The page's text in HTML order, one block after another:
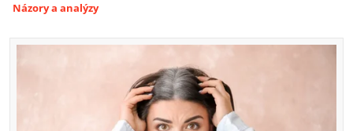
Názory a analýzy